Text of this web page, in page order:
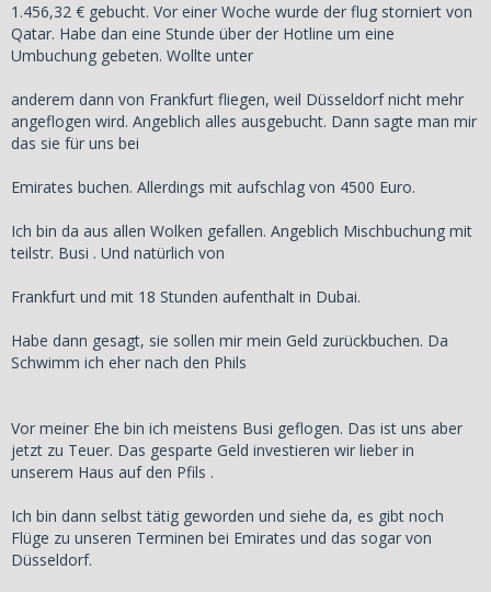
1.456,32 € gebucht. Vor einer Woche wurde der flug storniert von
Qatar. Habe dan eine Stunde über der Hotline um eine
Umbuchung gebeten. Wollte unter
anderem dann von Frankfurt fliegen, weil Düsseldorf nicht mehr
angeflogen wird. Angeblich alles ausgebucht. Dann sagte man mir
das sie für uns bei
Emirates buchen. Allerdings mit aufschlag von 4500 Euro.
Ich bin da aus allen Wolken gefallen. Angeblich Mischbuchung mit
teilstr. Busi . Und natürlich von
Frankfurt und mit 18 Stunden aufenthalt in Dubai.
Habe dann gesagt, sie sollen mir mein Geld zurückbuchen. Da
Schwimm ich eher nach den Phils
Vor meiner Ehe bin ich meistens Busi geflogen. Das ist uns aber
jetzt zu Teuer. Das gesparte Geld investieren wir lieber in
unserem Haus auf den Pfils .
Ich bin dann selbst tätig geworden und siehe da, es gibt noch
Flüge zu unseren Terminen bei Emirates und das sogar von
Düsseldorf.